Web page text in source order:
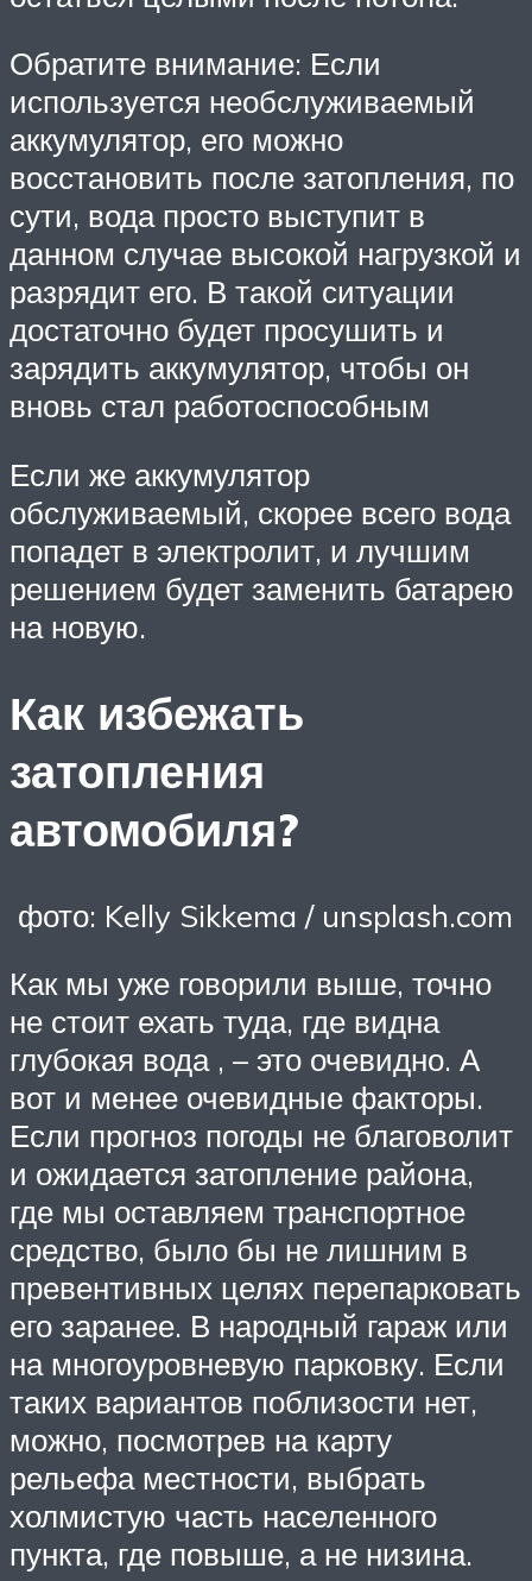
Обратите внимание: Если
используется необслуживаемый
аккумулятор, его можно
восстановить после затопления, по
сути, вода просто выступит в
данном случае высокой нагрузкой и
разрядит его. В такой ситуации
достаточно будет просушить и
зарядить аккумулятор, чтобы он
вновь стал работоспособным
Если же аккумулятор
обслуживаемый, скорее всего вода
попадет в электролит, и лучшим
решением будет заменить батарею
на новую.
Как избежать
затопления
автомобиля?
фото: Kelly Sikkema / unsplash.com
Как мы уже говорили выше, точно
не стоит ехать туда, где видна
глубокая вода , – это очевидно. А
вот и менее очевидные факторы.
Если прогноз погоды не благоволит
и ожидается затопление района,
где мы оставляем транспортное
средство, было бы не лишним в
превентивных целях перепарковать
его заранее. В народный гараж или
на многоуровневую парковку. Если
таких вариантов поблизости нет,
можно, посмотрев на карту
рельефа местности, выбрать
холмистую часть населенного
пункта, где повыше, а не низина.